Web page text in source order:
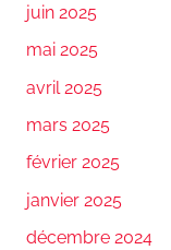
juin 2025
mai 2025
avril 2025
mars 2025
février 2025
janvier 2025
décembre 2024